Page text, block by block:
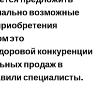
возможные
это
конкуренции
продаж в
специалисты.